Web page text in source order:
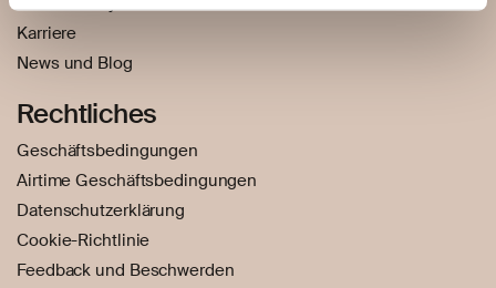
Karriere
News und Blog
Rechtliches
Geschäftsbedingungen
Airtime Geschäftsbedingungen
Datenschutzerklärung
Cookie-Richtlinie
Feedback und Beschwerden